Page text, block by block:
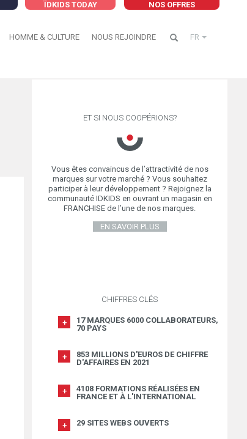
NOS OFFRES
ÏDKIDS TODAY
HOMME & CULTURE NOUS REJOINDRE FR
ET SI NOUS COOPÉRIONS?
Vous êtes convaincus de l’attractivité de nos
marques sur votre marché ? Vous souhaitez
participer à leur développement ? Rejoignez la
communauté IDKIDS en ouvrant un magasin en
FRANCHISE de l’une de nos marques.
EN SAVOIR PLUS
CHIFFRES CLÉS
17 MARQUES 6000 COLLABORATEURS,
70 PAYS
853 MILLIONS D'EUROS DE CHIFFRE
D'AFFAIRES EN 2021
4108 FORMATIONS RÉALISÉES EN
FRANCE ET À L'INTERNATIONAL
29 SITES WEBS OUVERTS